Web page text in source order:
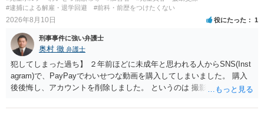
#逮捕による解雇・退学回避
#前科・前歴をつけたくない
2026年8月10日 役にたった 1
刑事事件に強い弁護士
奥村 徹 弁護士
犯してしまった過ち】 ２年前ほどに未成年と思われる人からSNS(Inst
agram)で、PayPayでわいせつな動画を購入してしまいました。 購入
後後悔し、アカウントを削除しました。 というのは 撮影済みなら児童
罪・性的姿態撮影罪 16歳未満だと、不同意わいせつ罪（176条3項）